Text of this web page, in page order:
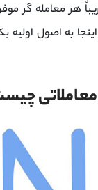
هر معامله گر
به اصول اولیه
معاملاتی